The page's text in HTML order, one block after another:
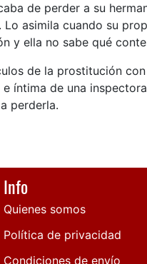
de perder a su
Lo asimila cuando su
y ella no sabe qué
de la prostitución
íntima de una
perderla.
Info
Quienes somos
Política de privacidad
Condiciones de envío